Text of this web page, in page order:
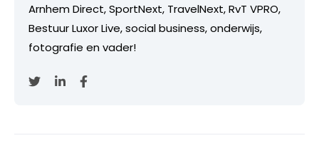
Arnhem Direct, SportNext, TravelNext, RvT VPRO,
Bestuur Luxor Live, social business, onderwijs,
fotografie en vader!